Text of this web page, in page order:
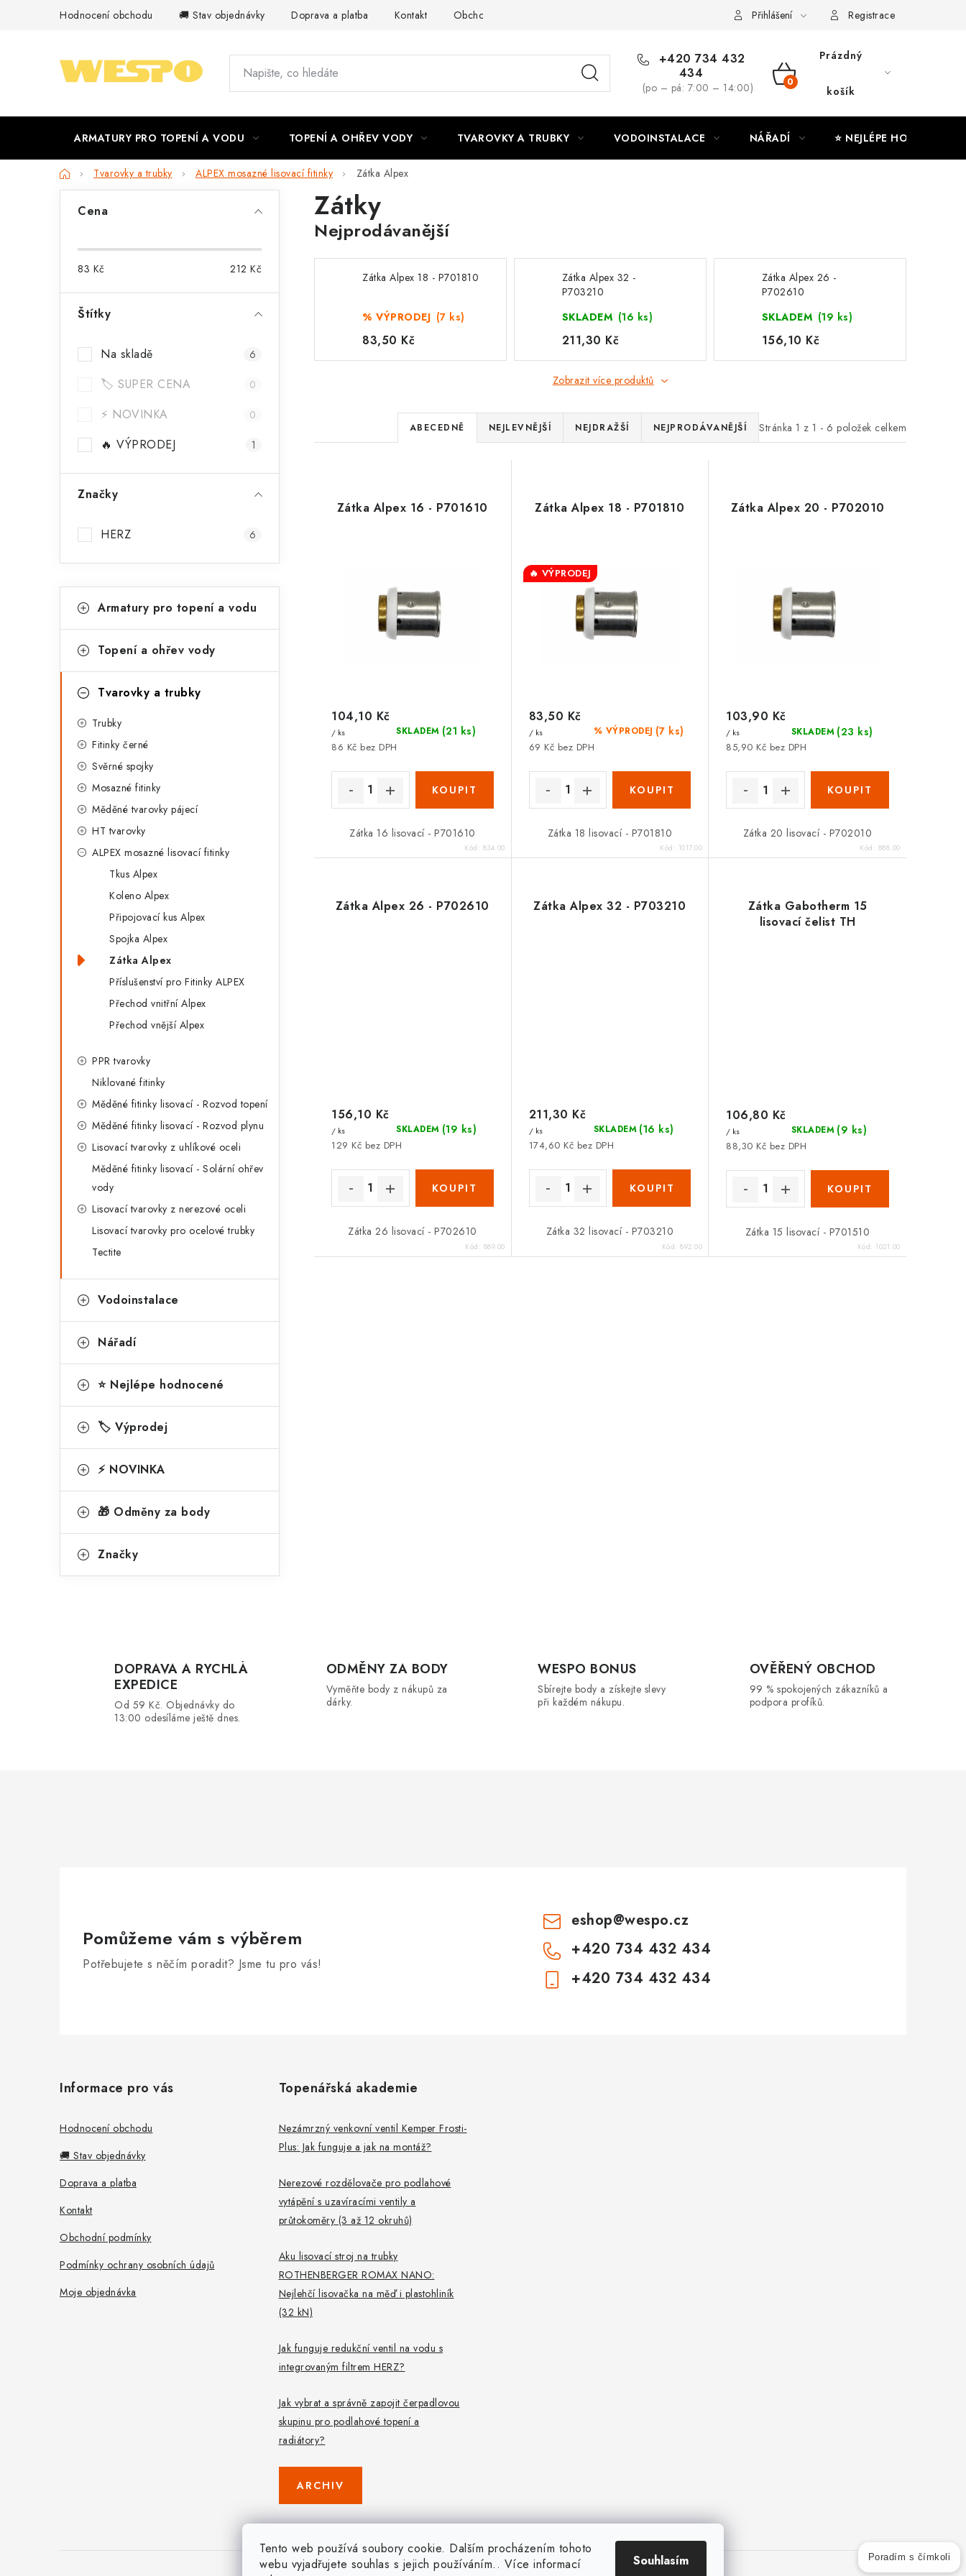
Tento web používá soubory cookie. Dalším procházením tohoto
webu vyjadřujete souhlas s jejich používáním.. Více informací
Souhlasím
Hodnocení obchodu 🚚 Stav objednávky Doprava a platba Kontakt Obchodní podmínky Moje objednávka
Přihlášení Registrace
+420 734 432
434
(po – pá: 7:00 – 14:00)
NÁKUPNÍ
Prázdný
košík
ARMATURY PRO TOPENÍ A VODU TOPENÍ A OHŘEV VODY TVAROVKY A TRUBKY VODOINSTALACE NÁŘADÍ ⭐ NEJLÉPE HODNOCENÉ
DomůTvarovky a trubky ALPEX mosazné lisovací fitinky Zátka Alpex
t
a
l
Cena
83 Kč 212 Kč
Štítky
Na skladě 6
🏷️ SUPER CENA 0
⚡ NOVINKA 0
🔥 VÝPRODEJ 1
Značky
HERZ 6
kategorie
a
e
Armatury pro topení a vodu
Topení a ohřev vody
Tvarovky a trubky
Trubky
Fitinky černé
Svěrné spojky
Mosazné fitinky
Měděné tvarovky pájecí
HT tvarovky
ALPEX mosazné lisovací fitinky
Tkus Alpex
Koleno Alpex
Připojovací kus Alpex
Spojka Alpex
Zátka Alpex
Příslušenství pro Fitinky ALPEX
Přechod vnitřní Alpex
Přechod vnější Alpex
PPR tvarovky
Niklované fitinky
Měděné fitinky lisovací - Rozvod topení
Měděné fitinky lisovací - Rozvod plynu
Lisovací tvarovky z uhlíkové oceli
Měděné fitinky lisovací - Solární ohřev
vody
Lisovací tvarovky z nerezové oceli
Lisovací tvarovky pro ocelové trubky
Tectite
Vodoinstalace
Nářadí
⭐ Nejlépe hodnocené
🏷️ Výprodej
⚡ NOVINKA
🎁 Odměny za body
Značky
Zátky
Nejprodávanější
Zátka Alpex 18 - P701810
% VÝPRODEJ (7 ks)
83,50 Kč
Zátka Alpex 32 -
P703210
SKLADEM (16 ks)
211,30 Kč
Zátka Alpex 26 -
P702610
SKLADEM (19 ks)
156,10 Kč
Zobrazit více produktů
Stránka 1 z 1 - 6 položek celkem
Ř
a
e
p
r
o
k
ů
ABECEDNĚ NEJLEVNĚJŠÍ NEJDRAŽŠÍ NEJPRODÁVANĚJŠÍ
Zátka Alpex 16 - P701610
SKLADEM (21 ks)
86 Kč bez DPH
104,10 Kč
/ ks
Zátka 16 lisovací - P701610
Kód: 834.00
Zátka Alpex 18 - P701810
🔥 VÝPRODEJ
% VÝPRODEJ (7 ks)
69 Kč bez DPH
83,50 Kč
/ ks
Zátka 18 lisovací - P701810
Kód: 1017.00
Zátka Alpex 20 - P702010
SKLADEM (23 ks)
85,90 Kč bez DPH
103,90 Kč
/ ks
Zátka 20 lisovací - P702010
Kód: 888.00
Zátka Alpex 26 - P702610
SKLADEM (19 ks)
129 Kč bez DPH
156,10 Kč
/ ks
Zátka 26 lisovací - P702610
Kód: 889.00
Zátka Alpex 32 - P703210
SKLADEM (16 ks)
174,60 Kč bez DPH
211,30 Kč
/ ks
Zátka 32 lisovací - P703210
Kód:892.00
Zátka Gabotherm 15
lisovací čelist TH
SKLADEM (9 ks)
88,30 Kč bez DPH
106,80 Kč
/ ks
Zátka 15 lisovací - P701510
Kód: 1021.00
DOPRAVA A RYCHLÁ
EXPEDICE
Od 59 Kč. Objednávky do
13:00 odesíláme ještě dnes.
ODMĚNY ZA BODY
Vyměňte body z nákupů za
dárky.
WESPO BONUS
Sbírejte body a získejte slevy
při každém nákupu.
OVĚŘENÝ OBCHOD
99 % spokojených zákazníků a
podpora profíků.
Pomůžeme vám s výběrem
Potřebujete s něčím poradit? Jsme tu pro vás!
eshop@wespo.cz
+420 734 432 434
+420 734 432 434
Informace pro vás
Hodnocení obchodu
🚚 Stav objednávky
Doprava a platba
Kontakt
Obchodní podmínky
Podmínky ochrany osobních údajů
Moje objednávka
Topenářská akademie
Nezámrzný venkovní ventil Kemper Frosti-
Plus: Jak funguje a jak na montáž?
Nerezové rozdělovače pro podlahové
vytápění s uzavíracími ventily a
průtokoměry (3 až 12 okruhů)
Aku lisovací stroj na trubky
ROTHENBERGER ROMAX NANO:
Nejlehčí lisovačka na měď i plastohliník
(32 kN)
Jak funguje redukční ventil na vodu s
integrovaným filtrem HERZ?
Jak vybrat a správně zapojit čerpadlovou
skupinu pro podlahové topení a
radiátory?
ARCHIV
Poradím s čímkoli
Stačí napsat, poradíme s čímkoli.